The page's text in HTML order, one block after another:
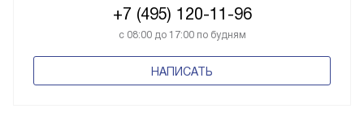
+7 (495) 120-11-96
с 08:00 до 17:00 по будням
НАПИСАТЬ